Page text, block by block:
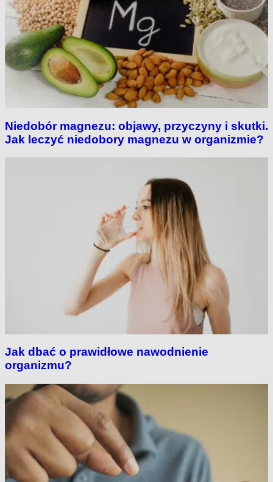
Niedobór magnezu: objawy, przyczyny i skutki.
Jak leczyć niedobory magnezu w organizmie?
Jak dbać o prawidłowe nawodnienie
organizmu?